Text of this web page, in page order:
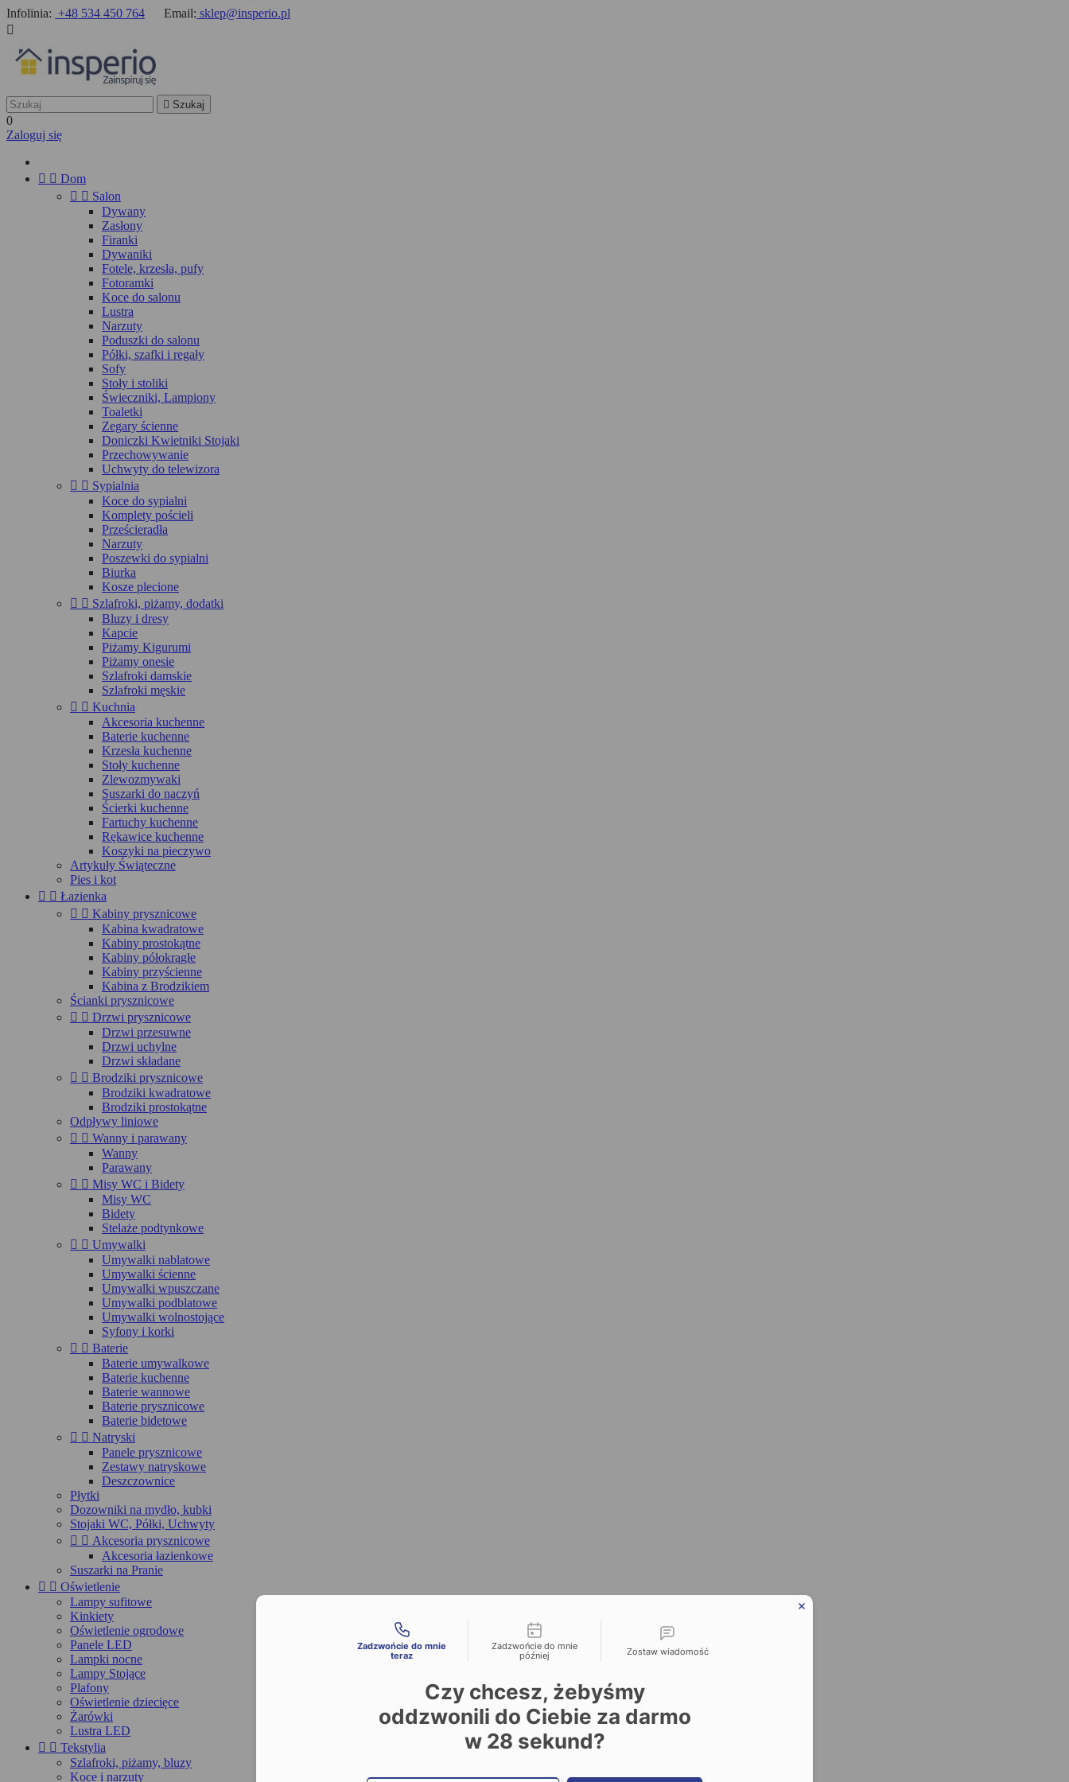
Infolinia: +48 534 450 764 Email: sklep@insperio.pl

 Szukaj
0
Zaloguj się
  Dom
  Salon
Dywany
Zasłony
Firanki
Dywaniki
Fotele, krzesła, pufy
Fotoramki
Koce do salonu
Lustra
Narzuty
Poduszki do salonu
Półki, szafki i regały
Sofy
Stoły i stoliki
Świeczniki, Lampiony
Toaletki
Zegary ścienne
Doniczki Kwietniki Stojaki
Przechowywanie
Uchwyty do telewizora
  Sypialnia
Koce do sypialni
Komplety pościeli
Prześcieradła
Narzuty
Poszewki do sypialni
Biurka
Kosze plecione
  Szlafroki, piżamy, dodatki
Bluzy i dresy
Kapcie
Piżamy Kigurumi
Piżamy onesie
Szlafroki damskie
Szlafroki męskie
  Kuchnia
Akcesoria kuchenne
Baterie kuchenne
Krzesła kuchenne
Stoły kuchenne
Zlewozmywaki
Suszarki do naczyń
Ścierki kuchenne
Fartuchy kuchenne
Rękawice kuchenne
Koszyki na pieczywo
Artykuły Świąteczne
Pies i kot
  Łazienka
  Kabiny prysznicowe
Kabina kwadratowe
Kabiny prostokątne
Kabiny półokrągłe
Kabiny przyścienne
Kabina z Brodzikiem
Ścianki prysznicowe
  Drzwi prysznicowe
Drzwi przesuwne
Drzwi uchylne
Drzwi składane
  Brodziki prysznicowe
Brodziki kwadratowe
Brodziki prostokątne
Odpływy liniowe
  Wanny i parawany
Wanny
Parawany
  Misy WC i Bidety
Misy WC
Bidety
Stelaże podtynkowe
  Umywalki
Umywalki nablatowe
Umywalki ścienne
Umywalki wpuszczane
Umywalki podblatowe
Umywalki wolnostojące
Syfony i korki
  Baterie
Baterie umywalkowe
Baterie kuchenne
Baterie wannowe
Baterie prysznicowe
Baterie bidetowe
  Natryski
Panele prysznicowe
Zestawy natryskowe
Deszczownice
Płytki
Dozowniki na mydło, kubki
Stojaki WC, Półki, Uchwyty
  Akcesoria prysznicowe
Akcesoria łazienkowe
Suszarki na Pranie
  Oświetlenie
Lampy sufitowe
Kinkiety
Oświetlenie ogrodowe
Panele LED
Lampki nocne
Lampy Stojące
Plafony
Oświetlenie dziecięce
Żarówki
Lustra LED
  Tekstylia
Szlafroki, piżamy, bluzy
Koce i narzuty
Możliwości kontaktu
Zadzwońcie do mnie
teraz
Zadzwońcie do mnie
później
Zostaw wiadomość
Czy chcesz, żebyśmy
oddzwonili do Ciebie za darmo
w 28 sekund?